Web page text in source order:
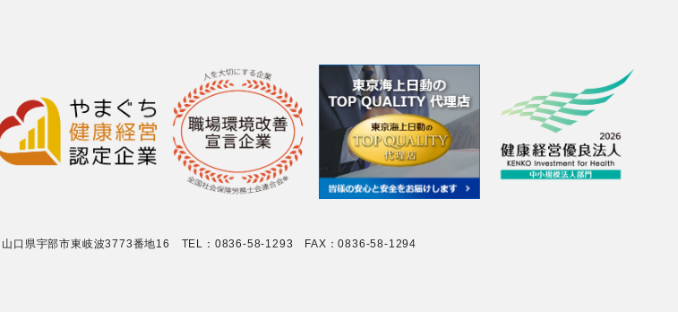
口県宇部市東岐波3773番地16 TEL：0836-58-1293 FAX：0836-58-1294